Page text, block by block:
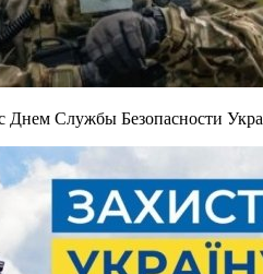
Днем Службы Безопасности